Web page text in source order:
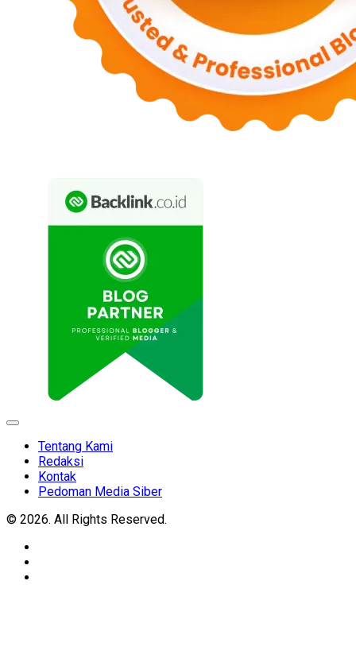
Expand
Tentang Kami
Redaksi
Kontak
Pedoman Media Siber
© 2026. All Rights Reserved.